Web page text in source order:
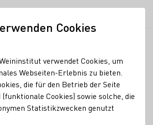
in
Cookies
verwendet Cookies, um
Webseiten-Erlebnis zu bieten.
die für den Betrieb der Seite
Cookies) sowie solche, die
Statistikzwecken genutzt